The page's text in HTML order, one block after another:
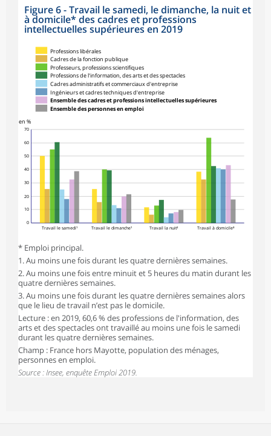
Figure 6 - Travail le samedi, le dimanche, la nuit et
à domicile* des cadres et professions
intellectuelles supérieures en 2019
0
10
20
30
40
50
60
70
en %
Travail le samedi¹ Travail le dimanche¹ Travail la nuit² Travail à domicile³
Professions libérales
Cadres de la fonction publique
Professeurs, professions scientifiques
Professions de l'information, des arts et des spectacles
Cadres administratifs et commerciaux d'entreprise
Ingénieurs et cadres techniques d'entreprise
Ensemble des cadres et professions intellectuelles supérieures
Ensemble des personnes en emploi
* Emploi principal.
1. Au moins une fois durant les quatre dernières semaines.
2. Au moins une fois entre minuit et 5 heures du matin durant les
quatre dernières semaines.
3. Au moins une fois durant les quatre dernières semaines alors
que le lieu de travail n’est pas le domicile.
Lecture : en 2019, 60,6 % des professions de l'information, des
arts et des spectacles ont travaillé au moins une fois le samedi
durant les quatre dernières semaines.
Champ : France hors Mayotte, population des ménages,
personnes en emploi.
Source : Insee, enquête Emploi 2019.